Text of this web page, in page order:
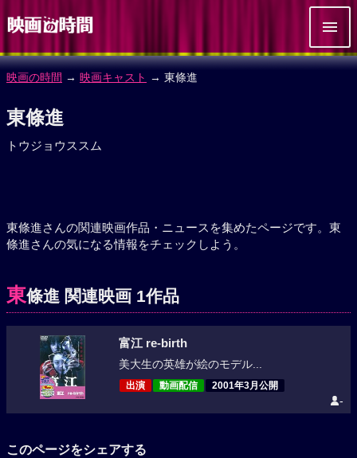
映画の時間 → 映画キャスト → 東條進
東條進
トウジョウススム
東條進さんの関連映画作品・ニュースを集めたページです。東
條進さんの気になる情報をチェックしよう。
東條進 関連映画 1作品
富江 re-birth
美大生の英雄が絵のモデル...
出演 動画配信 2001年3月公開
-
このページをシェアする